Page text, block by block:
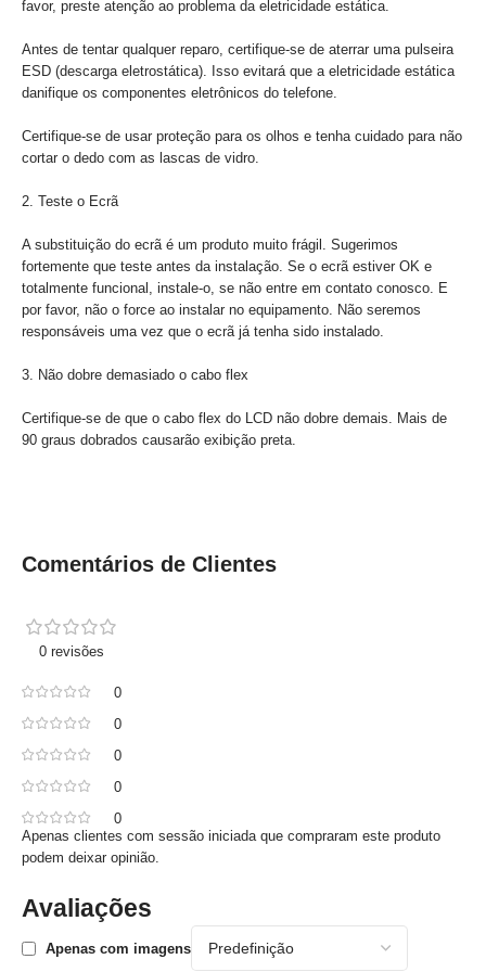
favor, preste atenção ao problema da eletricidade estática.
Antes de tentar qualquer reparo, certifique-se de aterrar uma pulseira
ESD (descarga eletrostática). Isso evitará que a eletricidade estática
danifique os componentes eletrônicos do telefone.
Certifique-se de usar proteção para os olhos e tenha cuidado para não
cortar o dedo com as lascas de vidro.
2. Teste o Ecrã
A substituição do ecrã é um produto muito frágil. Sugerimos
fortemente que teste antes da instalação. Se o ecrã estiver OK e
totalmente funcional, instale-o, se não entre em contato conosco. E
por favor, não o force ao instalar no equipamento. Não seremos
responsáveis ​​uma vez que o ecrã já tenha sido instalado.
3. Não dobre demasiado o cabo flex
Certifique-se de que o cabo flex do LCD não dobre demais. Mais de
90 graus dobrados causarão exibição preta.
Comentários de Clientes
0 revisões
0
0
0
0
0
Avaliações
Apenas com imagens
Apenas clientes com sessão iniciada que compraram este produto
podem deixar opinião.